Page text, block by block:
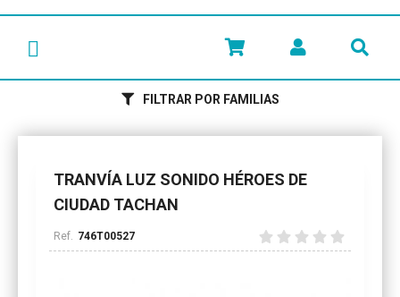
FILTRAR POR FAMILIAS
TRANVÍA LUZ SONIDO HÉROES DE
CIUDAD TACHAN
746T00527